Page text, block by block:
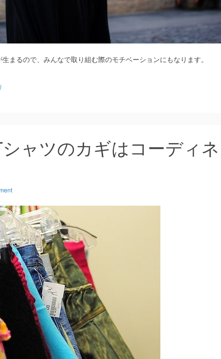
まるので、みんなで取り組む際のモチベーションにもなります。
ャツのカギはコーディネ